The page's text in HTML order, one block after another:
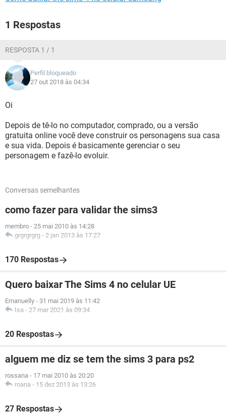
1 Respostas
RESPOSTA 1 / 1
Perfil bloqueado
27 out 2018 às 04:34
Oi
Depois de tê-lo no computador, comprado, ou a versão
gratuita online você deve construir os personagens sua casa
e sua vida. Depois é basicamente gerenciar o seu
personagem e fazê-lo evoluir.
Conversas semelhantes
como fazer para validar the sims3
membro - 25 mai 2010 às 14:28
grgrgrgrg - 2 jan 2013 às 17:27
170 Respostas
Quero baixar The Sims 4 no celular UE
Emanuelly - 31 mai 2019 às 11:42
Isa - 27 mar 2021 às 09:34
20 Respostas
alguem me diz se tem the sims 3 para ps2
rossana - 17 mai 2010 às 20:20
roana - 15 dez 2013 às 13:26
27 Respostas